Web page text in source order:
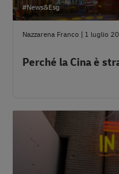
Perché la Cina è
#News&Esg
Nazzarena Franco | 1 luglio